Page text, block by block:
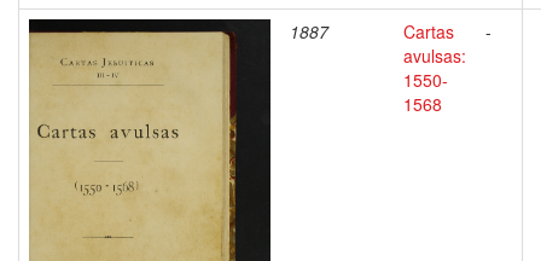
1887
Cartas
avulsas:
1550-
1568
-